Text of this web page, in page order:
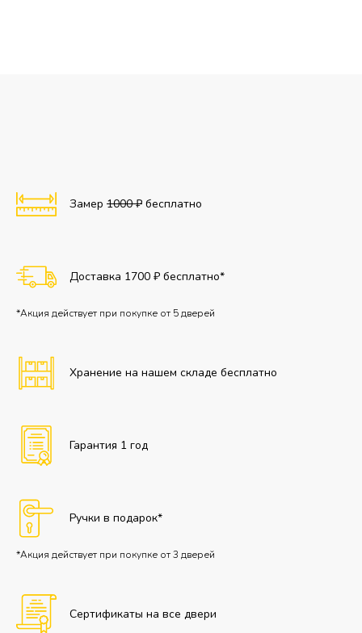
Замер 1000 ₽ бесплатно
Доставка 1700 ₽ бесплатно*
*Акция действует при покупке от 5 дверей
Хранение на нашем складе бесплатно
Гарантия 1 год
Ручки в подарок*
*Акция действует при покупке от 3 дверей
Сертификаты на все двери